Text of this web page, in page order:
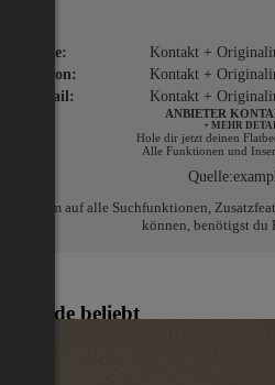
Name:
Kontakt +
Telefon:
Kontakt +
E-Mail:
Kontakt +
ANBIETER
+ MEHR
Hole dir jetzt deinen
Alle Funktionen und
Quelle:
Um auf alle Suchfunktionen,
können, benötigst du
Gerade beliebt